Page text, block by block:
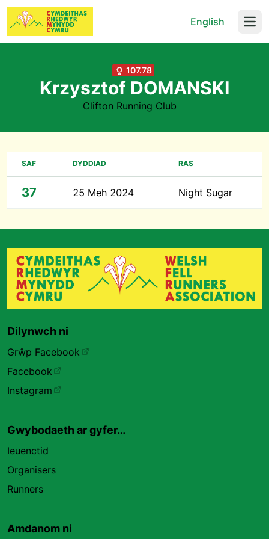
English
107.78
Krzysztof DOMANSKI
Clifton Running Club
SAF DYDDIAD RAS
37 25 Meh 2024 Night Sugar
Dilynwch ni
Grŵp Facebook
Facebook
Instagram
Gwybodaeth ar gyfer…
Ieuenctid
Organisers
Runners
Amdanom ni